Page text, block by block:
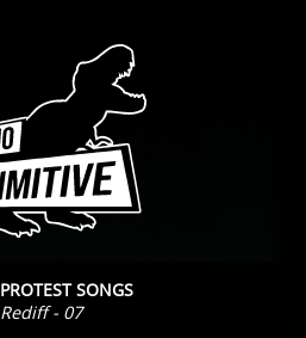
PROTEST SONGS
Rediff - 07